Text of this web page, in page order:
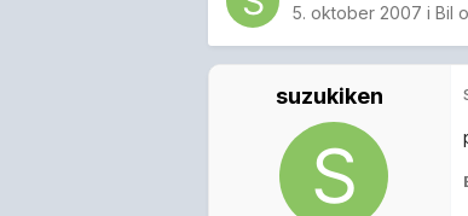
5. oktober 2007 i Bil
suzukiken